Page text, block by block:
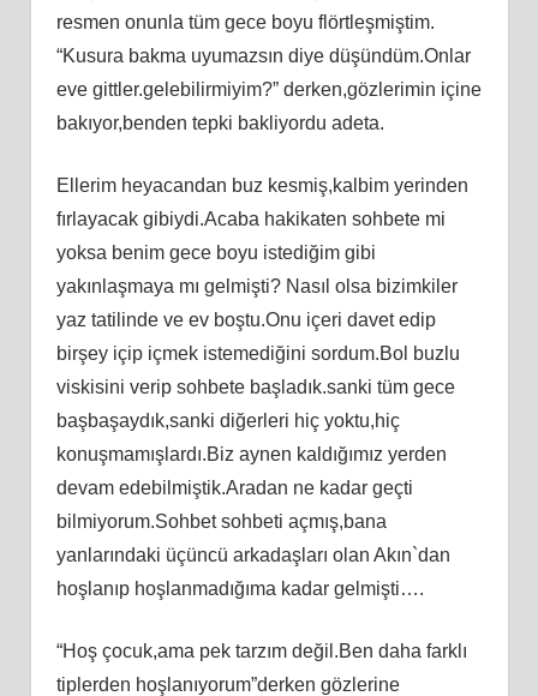
resmen onunla tüm gece boyu flörtleşmiştim.
“Kusura bakma uyumazsın diye düşündüm.Onlar
eve gittler.gelebilirmiyim?” derken,gözlerimin içine
bakıyor,benden tepki bakliyordu adeta.
Ellerim heyacandan buz kesmiş,kalbim yerinden
fırlayacak gibiydi.Acaba hakikaten sohbete mi
yoksa benim gece boyu istediğim gibi
yakınlaşmaya mı gelmişti? Nasıl olsa bizimkiler
yaz tatilinde ve ev boştu.Onu içeri davet edip
birşey içip içmek istemediğini sordum.Bol buzlu
viskisini verip sohbete başladık.sanki tüm gece
başbaşaydık,sanki diğerleri hiç yoktu,hiç
konuşmamışlardı.Biz aynen kaldığımız yerden
devam edebilmiştik.Aradan ne kadar geçti
bilmiyorum.Sohbet sohbeti açmış,bana
yanlarındaki üçüncü arkadaşları olan Akın`dan
hoşlanıp hoşlanmadığıma kadar gelmişti….
“Hoş çocuk,ama pek tarzım değil.Ben daha farklı
tiplerden hoşlanıyorum”derken gözlerine